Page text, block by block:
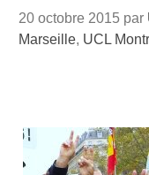
20 octobre 2015 par
Marseille, UCL